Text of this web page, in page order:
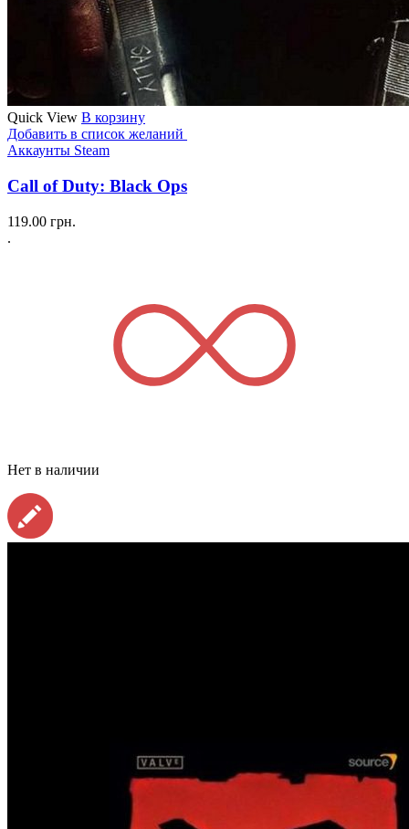
Quick View В корзину
Добавить в список желаний
Аккаунты Steam
Call of Duty: Black Ops
119.00 грн.
.
Нет в наличии